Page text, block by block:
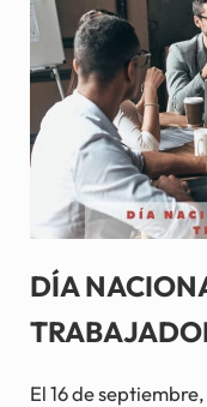
DÍA
El 16 de